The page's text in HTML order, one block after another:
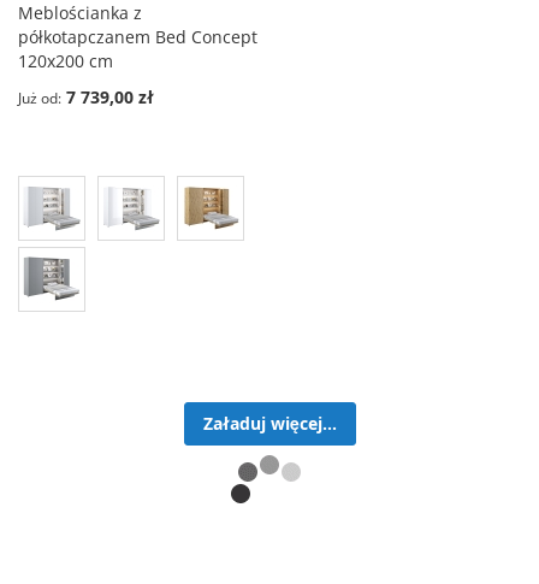
Meblościanka z
półkotapczanem Bed Concept
120x200 cm
Już od 7 739,00 zł
Załaduj więcej...